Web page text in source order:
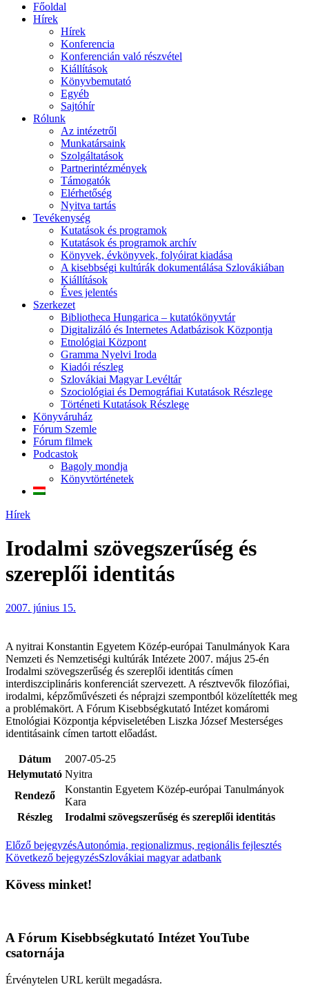
Főoldal
Hírek
Hírek
Konferencia
Konferencián való részvétel
Kiállítások
Könyvbemutató
Egyéb
Sajtóhír
Rólunk
Az intézetről
Munkatársaink
Szolgáltatások
Partnerintézmények
Támogatók
Elérhetőség
Nyitva tartás
Tevékenység
Kutatások és programok
Kutatások és programok archív
Könyvek, évkönyvek, folyóirat kiadása
A kisebbségi kultúrák dokumentálása Szlovákiában
Kiállítások
Éves jelentés
Szerkezet
Bibliotheca Hungarica – kutatókönyvtár
Digitalizáló és Internetes Adatbázisok Központja
Etnológiai Központ
Gramma Nyelvi Iroda
Kiadói részleg
Szlovákiai Magyar Levéltár
Szociológiai és Demográfiai Kutatások Részlege
Történeti Kutatások Részlege
Könyváruház
Fórum Szemle
Fórum filmek
Podcastok
Bagoly mondja
Könyvtörténetek
Hírek
Irodalmi szövegszerűség és
szereplői identitás
2007. június 15.
A nyitrai Konstantin Egyetem Közép-európai Tanulmányok Kara
Nemzeti és Nemzetiségi kultúrák Intézete 2007. május 25-én
Irodalmi szövegszerűség és szereplői identitás címen
interdiszciplináris konferenciát szervezett. A résztvevők filozófiai,
irodalmi, képzőművészeti és néprajzi szempontból közelítették meg
a problémakört. A Fórum Kisebbségkutató Intézet komáromi
Etnológiai Központja képviseletében Liszka József Mesterséges
identitásaink címen tartott előadást.
Dátum
2007-05-25
Helymutató Nyitra
Rendező
Konstantin Egyetem Közép-európai Tanulmányok
Kara
Részleg
Irodalmi szövegszerűség és szereplői identitás
Előző bejegyzésAutonómia, regionalizmus, regionális fejlesztés
Következő bejegyzésSzlovákiai magyar adatbank
Kövess minket!
A Fórum Kisebbségkutató Intézet YouTube
csatornája
Érvénytelen URL került megadásra.